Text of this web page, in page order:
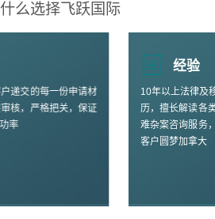
么选择飞跃国际
递交的每一份申请材
核，严格把关，保证
率
经验
10年以上法律及
历，擅长解读各
难杂案咨询服务
客户圆梦加拿大